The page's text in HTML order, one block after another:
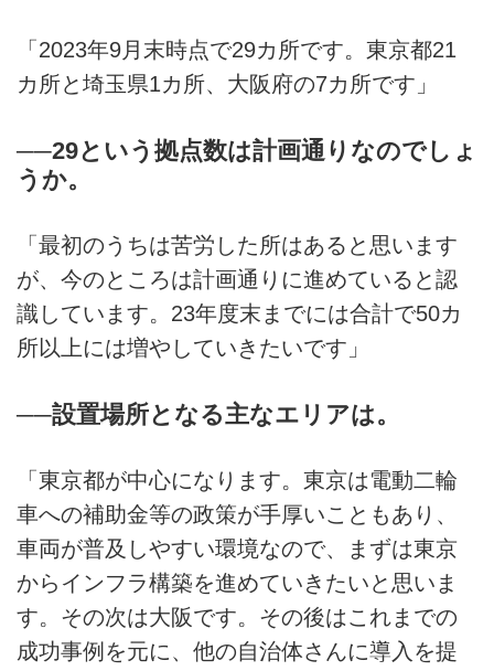
「2023年9月末時点で29カ所です。東京都21
カ所と埼玉県1カ所、大阪府の7カ所です」
──29という拠点数は計画通りなのでしょ
うか。
「最初のうちは苦労した所はあると思います
が、今のところは計画通りに進めていると認
識しています。23年度末までには合計で50カ
所以上には増やしていきたいです」
──設置場所となる主なエリアは。
「東京都が中心になります。東京は電動二輪
車への補助金等の政策が手厚いこともあり、
車両が普及しやすい環境なので、まずは東京
からインフラ構築を進めていきたいと思いま
す。その次は大阪です。その後はこれまでの
成功事例を元に、他の自治体さんに導入を提